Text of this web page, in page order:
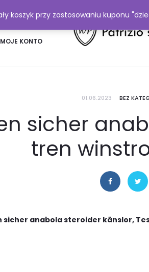
MOJE KONTO
01.06.2023 BEZ
sicher
tren
sicher anabola steroider känslor,
koszyk przy zastosowaniu kuponu